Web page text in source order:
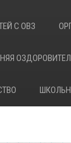
С ОВЗ